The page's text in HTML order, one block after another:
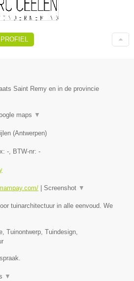
Saint Remy en in de provincie
maps ▼
(Antwerpen)
- , BTW-nr: -
| Screenshot ▼
tuinarchitectuur in alle eenvoud. We
Tuinontwerp, Tuindesign,
▼